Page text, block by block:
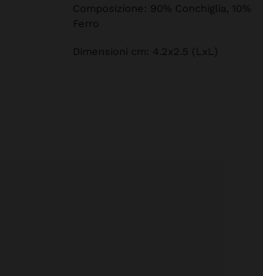
Composizione: 90% Conchiglia, 10%
Ferro
Dimensioni cm: 4.2x2.5 (LxL)